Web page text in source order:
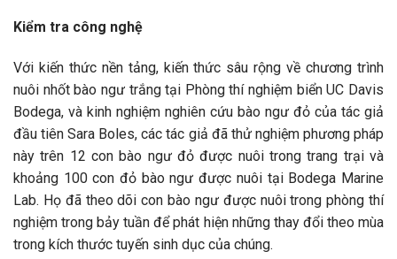
Kiểm tra công nghệ
Với kiến ​​thức nền tảng, kiến ​​thức sâu rộng về chương trình
nuôi nhốt bào ngư trắng tại Phòng thí nghiệm biển UC Davis
Bodega, và kinh nghiệm nghiên cứu bào ngư đỏ của tác giả
đầu tiên Sara Boles, các tác giả đã thử nghiệm phương pháp
này trên 12 con bào ngư đỏ được nuôi trong trang trại và
khoảng 100 con đỏ bào ngư được nuôi tại Bodega Marine
Lab. Họ đã theo dõi con bào ngư được nuôi trong phòng thí
nghiệm trong bảy tuần để phát hiện những thay đổi theo mùa
trong kích thước tuyến sinh dục của chúng.